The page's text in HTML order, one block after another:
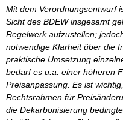
Mit dem Verordnungsentwurf
Sicht des BDEW insgesamt
Regelwerk aufzustellen;
notwendige Klarheit über die
praktische Umsetzung
bedarf es u.a. einer höheren
Preisanpassung. Es ist
Rechtsrahmen für
die Dekarbonisierung